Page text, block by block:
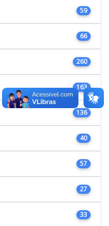
59
66
260
163
136
40
57
27
33